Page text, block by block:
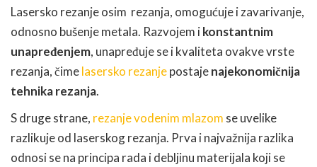
Lasersko rezanje osim rezanja, omogućuje i zavarivanje,
odnosno bušenje metala. Razvojem ikonstantnim
unapređenjem, unapređuje se i kvaliteta ovakve vrste
rezanja, čimelasersko rezanjepostajenajekonomičnija
tehnika rezanja.
S druge strane, rezanje vodenim mlazom se uvelike
razlikuje od laserskog rezanja. Prva i najvažnija razlika
odnosi se na principa rada i debljinu materijala koji se